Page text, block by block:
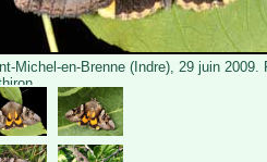
Michel-en-Brenne (Indre), 29 juin 2009.